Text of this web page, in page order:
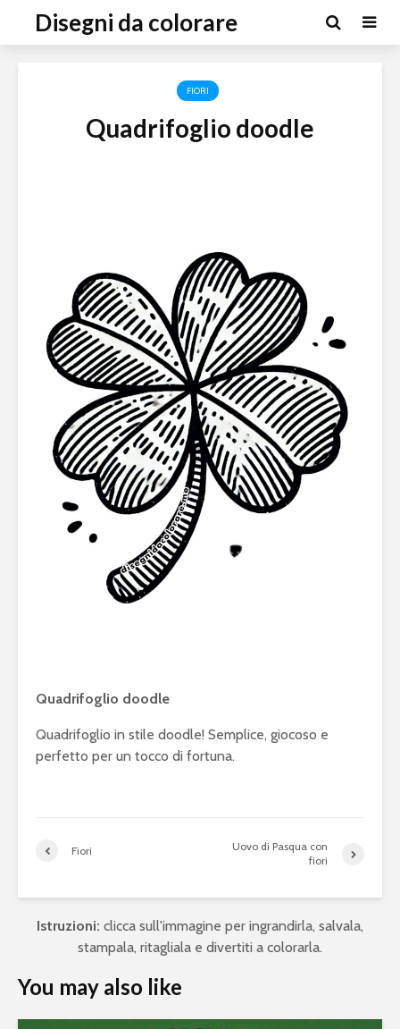
Disegni da colorare
FIORI
Quadrifoglio doodle
Quadrifoglio doodle
Quadrifoglio in stile doodle! Semplice, giocoso e
perfetto per un tocco di fortuna.
Fiori
Uovo di Pasqua con
fiori
Istruzioni: clicca sull'immagine per ingrandirla, salvala,
stampala, ritagliala e divertiti a colorarla.
You may also like